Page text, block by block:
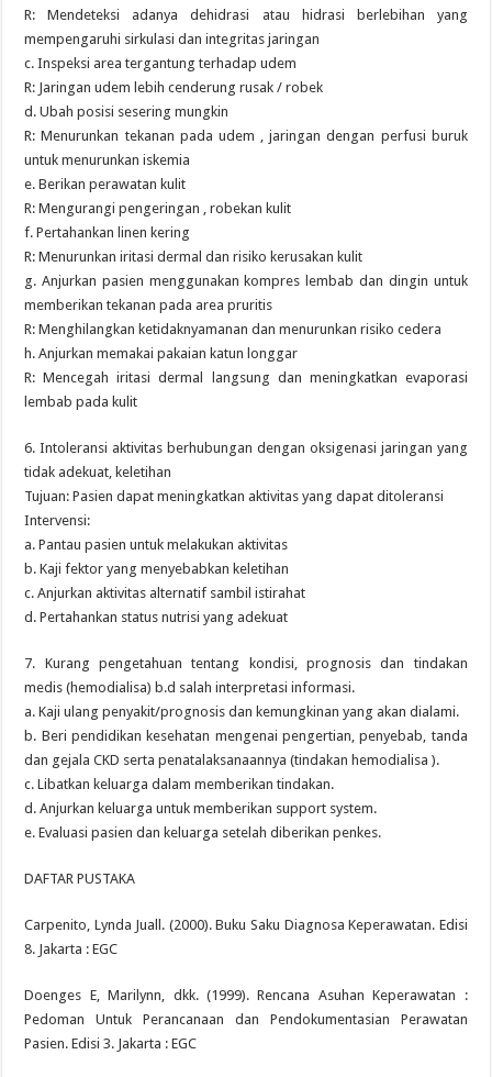
R: Mendeteksi adanya dehidrasi atau hidrasi berlebihan yang
mempengaruhi sirkulasi dan integritas jaringan
c. Inspeksi area tergantung terhadap udem
R: Jaringan udem lebih cenderung rusak / robek
d. Ubah posisi sesering mungkin
R: Menurunkan tekanan pada udem , jaringan dengan perfusi buruk
untuk menurunkan iskemia
e. Berikan perawatan kulit
R: Mengurangi pengeringan , robekan kulit
f. Pertahankan linen kering
R: Menurunkan iritasi dermal dan risiko kerusakan kulit
g. Anjurkan pasien menggunakan kompres lembab dan dingin untuk
memberikan tekanan pada area pruritis
R: Menghilangkan ketidaknyamanan dan menurunkan risiko cedera
h. Anjurkan memakai pakaian katun longgar
R: Mencegah iritasi dermal langsung dan meningkatkan evaporasi
lembab pada kulit
6. Intoleransi aktivitas berhubungan dengan oksigenasi jaringan yang
tidak adekuat, keletihan
Tujuan: Pasien dapat meningkatkan aktivitas yang dapat ditoleransi
Intervensi:
a. Pantau pasien untuk melakukan aktivitas
b. Kaji fektor yang menyebabkan keletihan
c. Anjurkan aktivitas alternatif sambil istirahat
d. Pertahankan status nutrisi yang adekuat
7. Kurang pengetahuan tentang kondisi, prognosis dan tindakan
medis (hemodialisa) b.d salah interpretasi informasi.
a. Kaji ulang penyakit/prognosis dan kemungkinan yang akan dialami.
b. Beri pendidikan kesehatan mengenai pengertian, penyebab, tanda
dan gejala CKD serta penatalaksanaannya (tindakan hemodialisa ).
c. Libatkan keluarga dalam memberikan tindakan.
d. Anjurkan keluarga untuk memberikan support system.
e. Evaluasi pasien dan keluarga setelah diberikan penkes.
DAFTAR PUSTAKA
Carpenito, Lynda Juall. (2000). Buku Saku Diagnosa Keperawatan. Edisi
8. Jakarta : EGC
Doenges E, Marilynn, dkk. (1999). Rencana Asuhan Keperawatan :
Pedoman Untuk Perancanaan dan Pendokumentasian Perawatan
Pasien. Edisi 3. Jakarta : EGC